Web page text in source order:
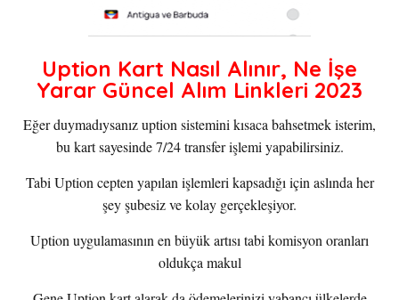
Uption Kart Nasıl Alınır, Ne İşe
Yarar Güncel Alım Linkleri 2023
Eğer duymadıysanız uption sistemini kısaca bahsetmek isterim,
bu kart sayesinde 7/24 transfer işlemi yapabilirsiniz.
Tabi Uption cepten yapılan işlemleri kapsadığı için aslında her
şey şubesiz ve kolay gerçekleşiyor.
Uption uygulamasının en büyük artısı tabi komisyon oranları
oldukça makul